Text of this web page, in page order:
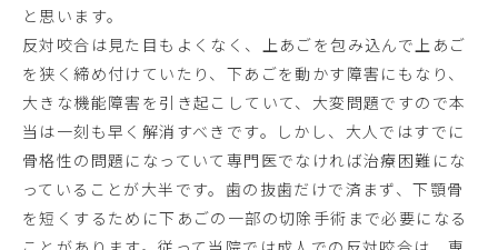
と思います。
反対咬合は見た目もよくなく、上あごを包み込んで上あご
を狭く締め付けていたり、下あごを動かす障害にもなり、
大きな機能障害を引き起こしていて、大変問題ですので本
当は一刻も早く解消すべきです。しかし、大人ではすでに
骨格性の問題になっていて専門医でなければ治療困難にな
っていることが大半です。歯の抜歯だけで済まず、下顎骨
を短くするために下あごの一部の切除手術まで必要になる